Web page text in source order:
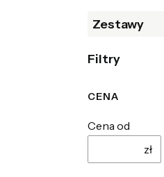
Zestawy
Filtry
CENA
Cena od
zł